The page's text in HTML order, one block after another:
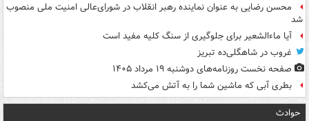
محسن رضایی به عنوان نماینده رهبر انقلاب در شورای‌عالی امنیت ملی منصوب
شد
آیا ماءالشعیر برای جلوگیری از سنگ کلیه مفید است
غروب در شاهگلی‌ده تبریز
صفحه نخست روزنامه‌های دوشنبه ۱۹ مرداد ۱۴۰۵
بطری آبی که ماشین شما را به آتش می‌کشد
حوادث